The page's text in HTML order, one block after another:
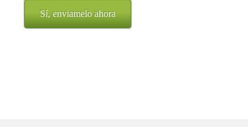
Sí, enviamelo ahora